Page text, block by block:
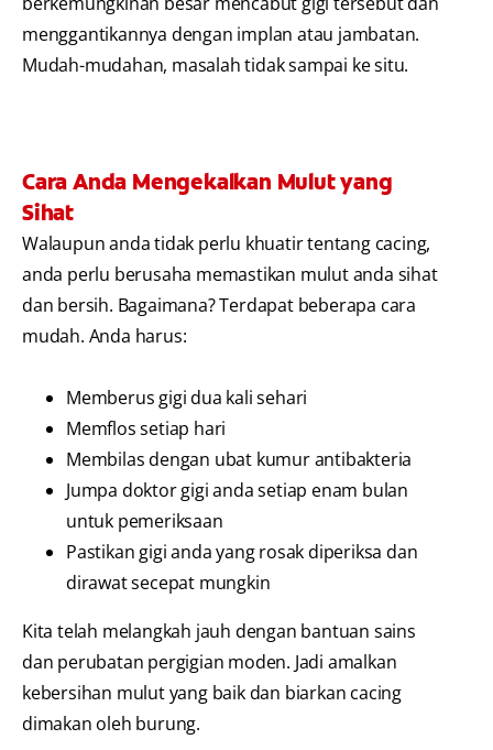
menggantikannya dengan implan atau jambatan.
Mudah-mudahan, masalah tidak sampai ke situ.
Cara Anda Mengekalkan Mulut yang
Sihat
Walaupun anda tidak perlu khuatir tentang cacing,
anda perlu berusaha memastikan mulut anda sihat
dan bersih. Bagaimana? Terdapat beberapa cara
mudah. Anda harus:
Memberus gigi dua kali sehari
Memflos setiap hari
Membilas dengan ubat kumur antibakteria
Jumpa doktor gigi anda setiap enam bulan
untuk pemeriksaan
Pastikan gigi anda yang rosak diperiksa dan
dirawat secepat mungkin
Kita telah melangkah jauh dengan bantuan sains
dan perubatan pergigian moden. Jadi amalkan
kebersihan mulut yang baik dan biarkan cacing
dimakan oleh burung.